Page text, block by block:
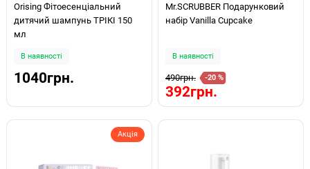
Orising Фітоесенціальний
дитячий шампунь ТРІКІ 150
мл
В наявності
1040грн.
Mr.SCRUBBER Подарунковий
набір Vanilla Cupcake
В наявності
490грн. -20 %
392грн.
Акція